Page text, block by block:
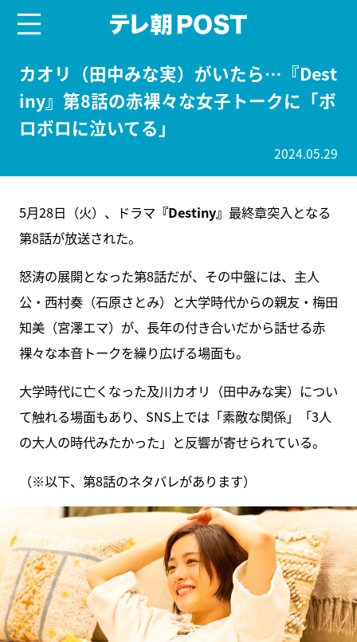
カオリ（田中みな実）がいたら…『Dest
iny』第8話の赤裸々な女子トークに「ボ
ロボロに泣いてる」
2024.05.29
5月28日（火）、ドラマ 『Destiny』 最終章突入となる
第8話が放送された。
怒涛の展開となった第8話だが、その中盤には、主人
公・西村奏（石原さとみ）と大学時代からの親友・梅田
知美（宮澤エマ）が、長年の付き合いだから話せる赤
裸々な本音トークを繰り広げる場面も。
大学時代に亡くなった及川カオリ（田中みな実）につい
て触れる場面もあり、SNS上では「素敵な関係」「3人
の大人の時代みたかった」と反響が寄せられている。
（※以下、第8話のネタバレがあります）